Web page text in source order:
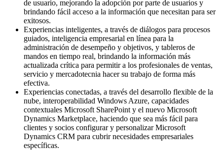
de usuario, mejorando la adopción por parte de usuarios y
brindando fácil acceso a la información que necesitan para ser
exitosos.
Experiencias inteligentes, a través de diálogos para procesos
guiados, inteligencia empresarial en línea para la
administración de desempeño y objetivos, y tableros de
mandos en tiempo real, brindando la información más
actualizada crítica para permitir a los profesionales de ventas,
servicio y mercadotecnia hacer su trabajo de forma más
efectiva.
Experiencias conectadas, a través del desarrollo flexible de la
nube, interoperabilidad Windows Azure, capacidades
contextuales Microsoft SharePoint y el nuevo Microsoft
Dynamics Marketplace, haciendo que sea más fácil para
clientes y socios configurar y personalizar Microsoft
Dynamics CRM para cubrir necesidades empresariales
específicas.